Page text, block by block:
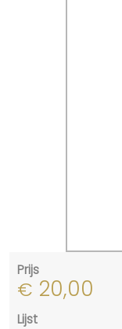
Prijs
€ 20,00
Lijst